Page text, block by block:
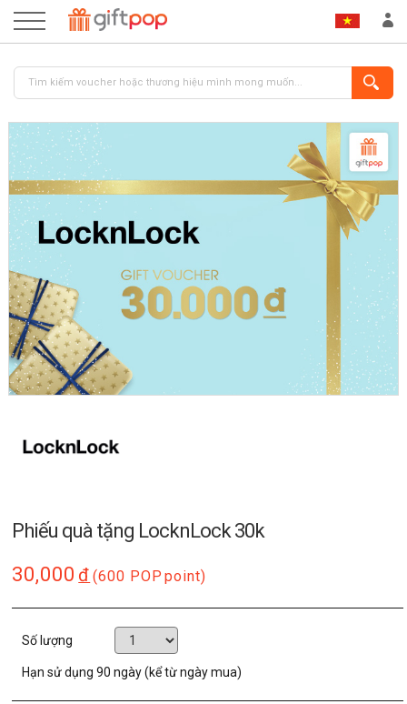
Phiếu quà tặng LocknLock 30k
30,000 đ (600 POP point)
Số lượng
Hạn sử dụng90 ngày (kể từ ngày mua)